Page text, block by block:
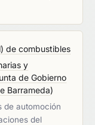
de combustibles
y
de Gobierno
Barrameda)
de automoción
del